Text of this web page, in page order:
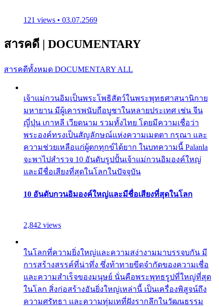
121 views • 03.07.2569
สารคดี | DOCUMENTARY
สารคดีทั้งหมด DOCUMENTARY ALL
เจ้าแม่กวนอิมเป็นพระโพธิสัตว์ในพระพุทธศาสนานิกาย
มหายาน มีผู้เคารพนับถือบูชาในหลายประเทศ เช่น จีน
ญี่ปุ่น เกาหลี เวียดนาม รวมทั้งไทย โดยมีความเชื่อว่า
พระองค์ทรงเป็นสัญลักษณ์แห่งความเมตตา กรุณา และ
ความช่วยเหลือแก่ผู้ตกทุกข์ได้ยาก ในบทความนี้ Palanla
จะพาไปสำรวจ 10 อันดับรูปปั้นเจ้าแม่กวนอิมองค์ใหญ่
และมีชื่อเสียงที่สุดในโลกในปัจจุบัน
10 อันดับกวนอิมองค์ใหญ่และมีชื่อเสียงที่สุดในโลก
2,842 views
ในโลกที่ความยิ่งใหญ่และความสง่างามมาบรรจบกัน มี
การสร้างสรรค์ที่น่าทึ่ง ซึ่งท้าทายขีดจำกัดของความเชื่อ
และความสำเร็จของมนุษย์ นั่นคือพระพุทธรูปที่ใหญ่ที่สุด
ในโลก สิ่งก่อสร้างอันยิ่งใหญ่เหล่านี้ เป็นเครื่องพิสูจน์ถึง
ความศรัทธา และความทุ่มเทที่ฝังรากลึกในวัฒนธรรม